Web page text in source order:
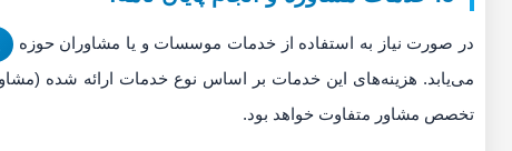
در صورت نیاز به استفاده از خدمات موسسات و یا مشاوران حوزه
می‌یابد. هزینه‌های این خدمات بر اساس نوع خدمات ارائه شده
تخصص مشاور متفاوت خواهد بود.